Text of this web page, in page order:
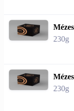
230g
230g